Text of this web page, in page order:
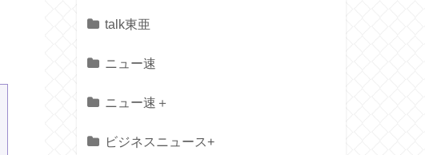
talk東亜
ニュー速
ニュー速＋
ビジネスニュース+